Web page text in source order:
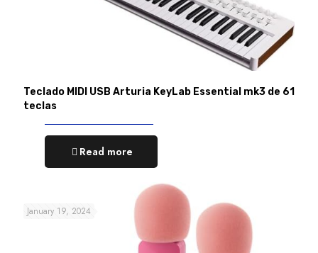
Teclado MIDI USB Arturia KeyLab Essential mk3 de 61
teclas
Read more
January 19, 2024